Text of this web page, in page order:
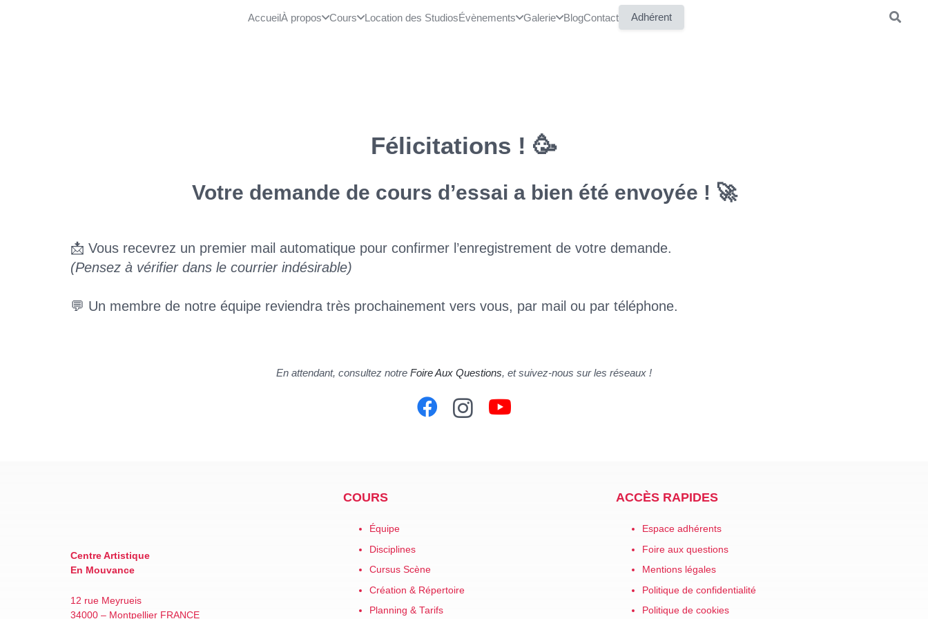
AccueilÀ propos Cours Location des StudiosÉvènements Galerie BlogContact Adhérent
Félicitations ! 🥳
Votre demande de cours d’essai a bien été envoyée ! 🚀
📩 Vous recevrez un premier mail automatique pour confirmer l’enregistrement de votre demande.
(Pensez à vérifier dans le courrier indésirable)
💬 Un membre de notre équipe reviendra très prochainement vers vous, par mail ou par téléphone.
En attendant, consultez notre Foire Aux Questions, et suivez-nous sur les réseaux !
Centre Artistique
En Mouvance
12 rue Meyrueis
34000 – Montpellier FRANCE
COURS
Équipe
Disciplines
Cursus Scène
Création & Répertoire
Planning & Tarifs
ACCÈS RAPIDES
Espace adhérents
Foire aux questions
Mentions légales
Politique de confidentialité
Politique de cookies